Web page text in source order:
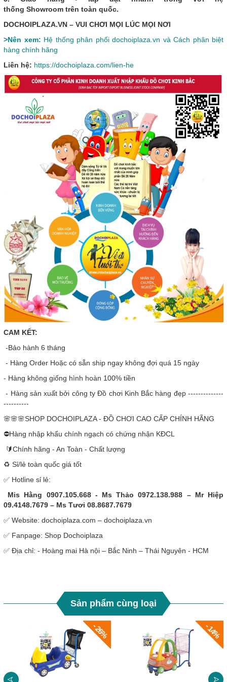
thống Showroom trên toàn quốc.
DOCHOIPLAZA.VN – VUI CHƠI MỌI LÚC MỌI NƠI
>Nên xem: Hệ thống phân phối dochoiplaza.vn và Cách phân biệt
hàng chính hãng
Liên hệ: https://dochoiplaza.com/lien-he
CAM KẾT:
-Bảo hành 6 tháng
- Hàng Order Hoặc có sẵn ship ngay không đợi quá 15 ngày
- Hàng không giống hình hoàn 100% tiền
- Hàng sản xuất bởi công ty Đồ chơi Kinh Bắc hàng đẹp --------------
----------
🌸🌸🌸SHOP DOCHOIPLAZA - ĐỒ CHƠI CAO CẤP CHÍNH HÃNG
⛔Hàng nhập khẩu chính ngạch có chứng nhận KĐCL
🔰Chính hãng - An Toàn - Chất lượng
♻️ Sỉ/lẻ toàn quốc giá tốt
✅ Hotline sỉ lẻ:
Mis Hằng 0907.105.668 - Ms Thảo 0972.138.988 – Mr Hiệp
09.4148.7679 – Ms Tươi 08.8687.7679
✅ Website: dochoiplaza.com – dochoiplaza.vn
✅ Fanpage: Shop Dochoiplaza
✅ Địa chỉ: - Hoàng mai Hà nội – Bắc Ninh – Thái Nguyên - HCM
Sản phẩm cùng loại
- 26% - 14%